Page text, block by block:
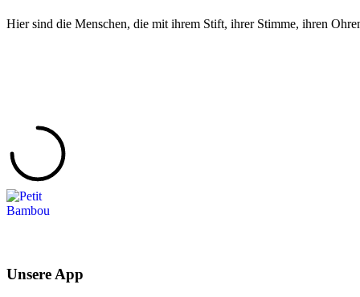
Hier sind die Menschen, die mit ihrem Stift, ihrer Stimme, ihren
Unsere App